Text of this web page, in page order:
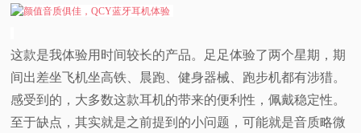
这款是我体验用时间较长的产品。足足体验了两个星期，期
间出差坐飞机坐高铁、晨跑、健身器械、跑步机都有涉猎。
感受到的，大多数这款耳机的带来的便利性，佩戴稳定性。
至于缺点，其实就是之前提到的小问题，可能就是音质略微